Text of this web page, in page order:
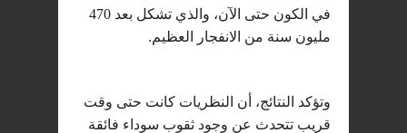
في الكون حتى الآن، والذي تشكل بعد 470
مليون سنة من الانفجار العظيم.
وتؤكد النتائج، أن النظريات كانت حتى وقت
قريب تتحدث عن وجود ثقوب سوداء فائقة